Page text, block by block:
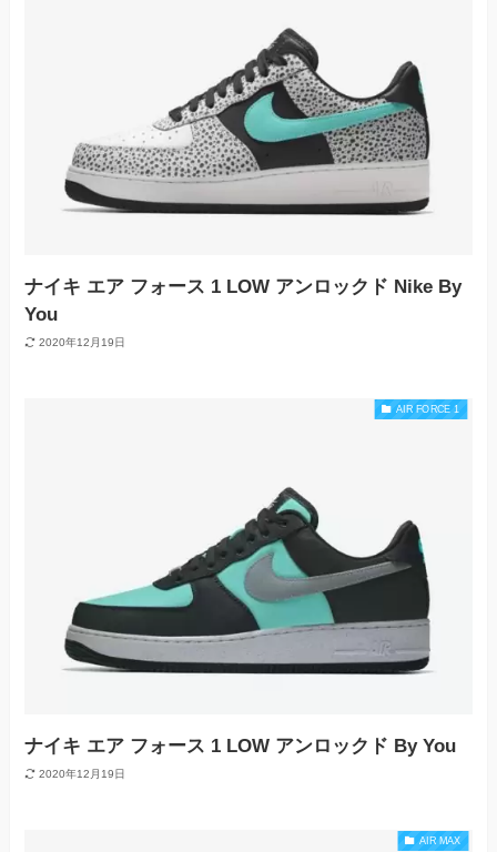
ナイキ エア フォース 1 LOW アンロックド Nike By
You
2020年12月19日
AIR FORCE 1
ナイキ エア フォース 1 LOW アンロックド By You
2020年12月19日
AIR MAX